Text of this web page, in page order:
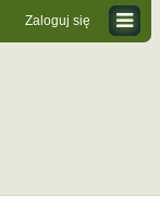
Zaloguj się